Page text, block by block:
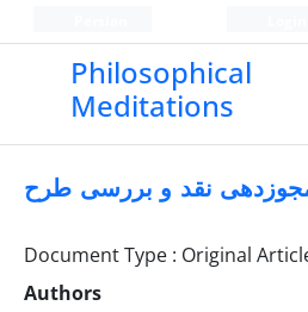
Philosophical
Meditations
نقد و بررسی طرح
Document Type : Original
Authors